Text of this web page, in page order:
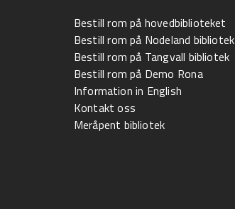
Bestill rom på hovedbiblioteket
Bestill rom på Nodeland bibliotek
Bestill rom på Tangvall bibliotek
Bestill rom på Demo Rona
Information in English
Kontakt oss
Meråpent bibliotek